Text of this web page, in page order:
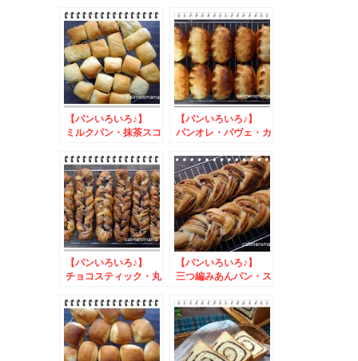
【パンいろいろ♪】
ミルクパン・抹茶スコ
【パンいろいろ♪】
パンオレ・パヴェ・カ
【パンいろいろ♪】
チョコスティック・丸
ン
【パンいろいろ♪】
三つ編みあんパン・ス